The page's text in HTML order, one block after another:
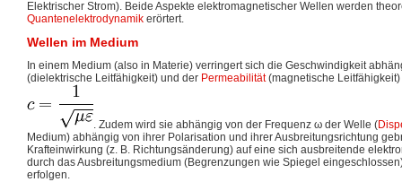
Elektrischer Strom). Beide Aspekte elektromagnetischer Wellen werden
Quantenelektrodynamik erörtert.
Wellen im Medium
In einem Medium (also in Materie) verringert sich die Geschwindigkeit
(dielektrische Leitfähigkeit) und der Permeabilität(magnetische
. Zudem wird sie abhängig von der Frequenz ω der Welle (
Medium) abhängig von ihrer Polarisation und ihrer Ausbreitungsrichtung
Krafteinwirkung (z. B. Richtungsänderung) auf eine sich ausbreitende
durch das Ausbreitungsmedium (Begrenzungen wie Spiegel
erfolgen.